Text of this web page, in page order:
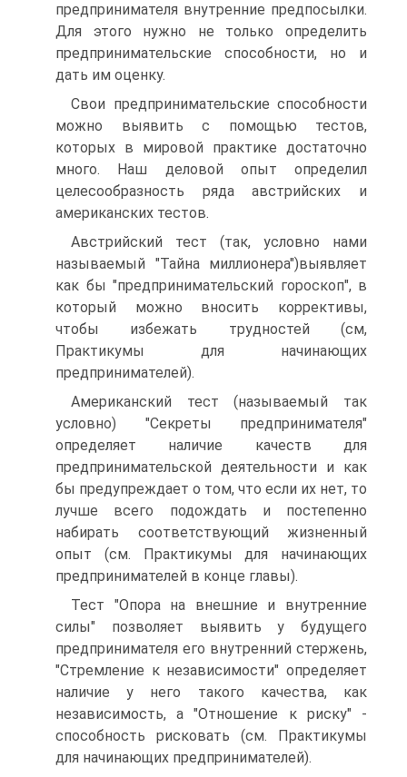
предпринимателя внутренние предпосылки.
Для этого нужно не только определить
предпринимательские способности, но и
дать им оценку.
Свои предпринимательские способности
можно выявить с помощью тестов,
которых в мировой практике достаточно
много. Наш деловой опыт определил
целесообразность ряда австрийских и
американских тестов.
Австрийский тест (так, условно нами
называемый "Тайна миллионера")выявляет
как бы "предпринимательский гороскоп", в
который можно вносить коррективы,
чтобы избежать трудностей (см,
Практикумы для начинающих
предпринимателей).
Американский тест (называемый так
условно) "Секреты предпринимателя"
определяет наличие качеств для
предпринимательской деятельности и как
бы предупреждает о том, что если их нет, то
лучше всего подождать и постепенно
набирать соответствующий жизненный
опыт (см. Практикумы для начинающих
предпринимателей в конце главы).
Тест "Опора на внешние и внутренние
силы" позволяет выявить у будущего
предпринимателя его внутренний стержень,
"Стремление к независимости" определяет
наличие у него такого качества, как
независимость, а "Отношение к риску" -
способность рисковать (см. Практикумы
для начинающих предпринимателей).